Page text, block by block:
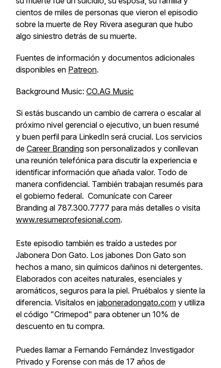
cientos de miles de personas que vieron el episodio
sobre la muerte de Rey Rivera aseguran que hubo
algo siniestro detrás de su muerte.
Fuentes de información y documentos adicionales
disponibles en Patreon.
Background Music: CO.AG Music
Si estás buscando un cambio de carrera o escalar al
próximo nivel gerencial o ejecutivo, un buen resumé
y buen perfil para LinkedIn será crucial. Los servicios
de Career Branding son personalizados y conllevan
una reunión telefónica para discutir la experiencia e
identificar información que añada valor. Todo de
manera confidencial. También trabajan resumés para
el gobierno federal. Comunícate con Career
Branding al 787.300.7777 para más detalles o visita
www.resumeprofesional.com.
Este episodio también es traído a ustedes por
Jabonera Don Gato. Los jabones Don Gato son
hechos a mano, sin químicos dañinos ni detergentes.
Elaborados con aceites naturales, esenciales y
aromáticos, seguros para la piel. Pruébalos y siente la
diferencia. Visítalos en jaboneradongato.com y utiliza
el código "Crimepod" para obtener un 10% de
descuento en tu compra.
Puedes llamar a Fernando Fernández Investigador
Privado y Forense con más de 17 años de